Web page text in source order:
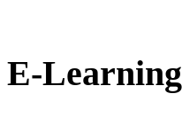
E-Learning